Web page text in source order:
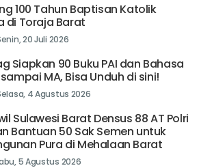
100 Tahun Baptisan Katolik
di Toraja Barat
20 Juli 2026
Siapkan 90 Buku PAI dan Bahasa
MA, Bisa Unduh di sini!
4 Agustus 2026
Sulawesi Barat Densus 88 AT Polri
Bantuan 50 Sak Semen untuk
Pura di Mehalaan Barat
5 Agustus 2026